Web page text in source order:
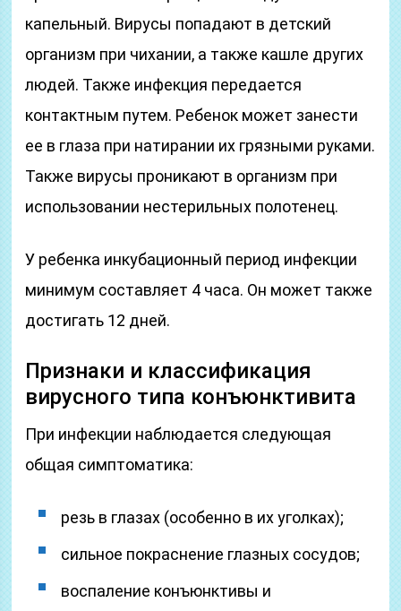
капельный. Вирусы попадают в детский
организм при чихании, а также кашле других
людей. Также инфекция передается
контактным путем. Ребенок может занести
ее в глаза при натирании их грязными руками.
Также вирусы проникают в организм при
использовании нестерильных полотенец.
У ребенка инкубационный период инфекции
минимум составляет 4 часа. Он может также
достигать 12 дней.
Признаки и классификация
вирусного типа конъюнктивита
При инфекции наблюдается следующая
общая симптоматика:
резь в глазах (особенно в их уголках);
сильное покраснение глазных сосудов;
воспаление конъюнктивы и